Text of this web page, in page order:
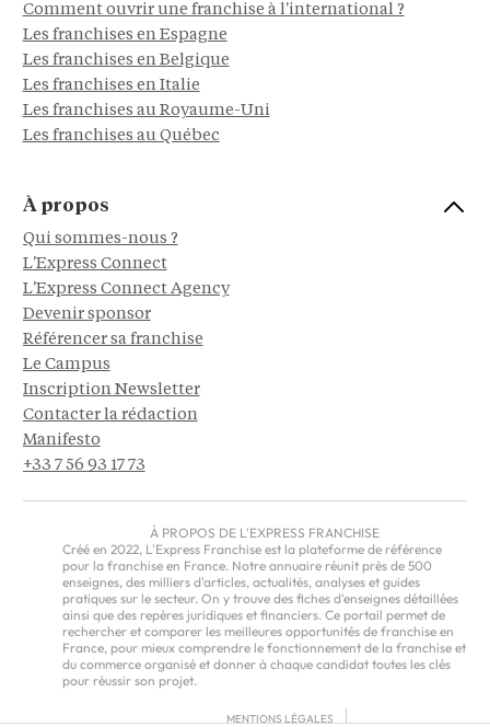
Comment ouvrir une franchise à l'international ?
Les franchises en Espagne
Les franchises en Belgique
Les franchises en Italie
Les franchises au Royaume-Uni
Les franchises au Québec
À propos
Qui sommes-nous ?
L'Express Connect
L'Express Connect Agency
Devenir sponsor
Référencer sa franchise
Le Campus
Inscription Newsletter
Contacter la rédaction
Manifesto
+33 7 56 93 17 73
À PROPOS DE L'EXPRESS FRANCHISE
Créé en 2022, L'Express Franchise est la plateforme de référence
pour la franchise en France. Notre annuaire réunit près de 500
enseignes, des milliers d'articles, actualités, analyses et guides
pratiques sur le secteur. On y trouve des fiches d'enseignes détaillées
ainsi que des repères juridiques et financiers. Ce portail permet de
rechercher et comparer les meilleures opportunités de franchise en
France, pour mieux comprendre le fonctionnement de la franchise et
du commerce organisé et donner à chaque candidat toutes les clés
pour réussir son projet.
MENTIONS LÉGALES